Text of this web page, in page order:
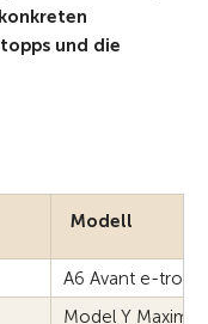
und die
Modell
A6 Avant e-tron
Model Y